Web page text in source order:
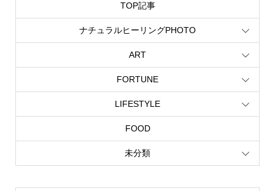
TOP記事
ナチュラルヒーリングPHOTO
ART
FORTUNE
LIFESTYLE
FOOD
未分類